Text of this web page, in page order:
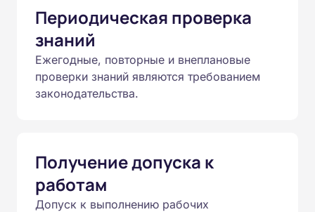
Периодическая проверка
знаний
Ежегодные, повторные и внеплановые
проверки знаний являются требованием
законодательства.
Получение допуска к
работам
Допуск к выполнению рабочих